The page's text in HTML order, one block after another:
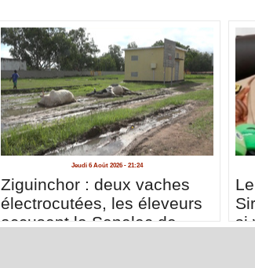
Jeudi 6 Août 2026 - 21:24
Ziguinchor : deux vaches
électrocutées, les éleveurs
accusent la Senelec de
si